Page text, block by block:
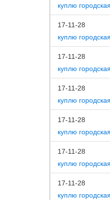
17-11-28
17-11-28
17-11-28
17-11-28
17-11-28
17-11-28